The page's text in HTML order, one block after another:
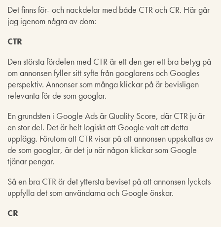
Det finns för- och nackdelar med både CTR och CR. Här går
jag igenom några av dom:
CTR
Den största fördelen med CTR är ett den ger ett bra betyg på
om annonsen fyller sitt syfte från googlarens och Googles
perspektiv. Annonser som många klickar på är bevisligen
relevanta för de som googlar.
En grundsten i Google Ads är Quality Score, där CTR ju är
en stor del. Det är helt logiskt att Google valt att detta
upplägg. Förutom att CTR visar på att annonsen uppskattas av
de som googlar, är det ju när någon klickar som Google
tjänar pengar.
Så en bra CTR är det yttersta beviset på att annonsen lyckats
uppfylla det som användarna och Google önskar.
CR